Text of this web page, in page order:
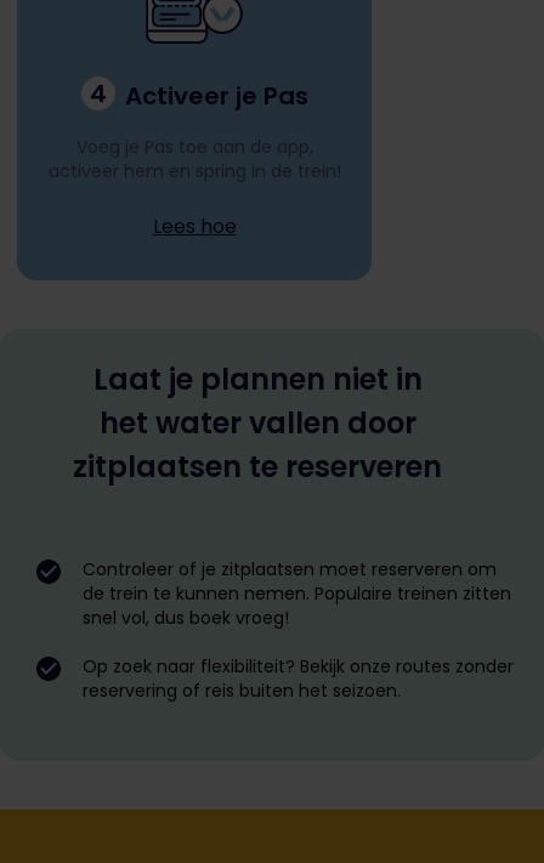
4 Activeer je Pas
Voeg je Pas toe aan de app,
activeer hem en spring in de trein!
Lees hoe
Laat je plannen niet in
het water vallen door
zitplaatsen te reserveren
Controleer of je zitplaatsen moet reserveren om
de trein te kunnen nemen. Populaire treinen zitten
snel vol, dus boek vroeg!
Op zoek naar flexibiliteit? Bekijk onze routes zonder
reservering of reis buiten het seizoen.